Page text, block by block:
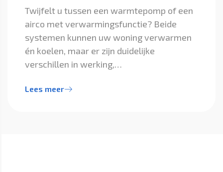
Twijfelt u tussen een warmtepomp of een
airco met verwarmingsfunctie? Beide
systemen kunnen uw woning verwarmen
én koelen, maar er zijn duidelijke
verschillen in werking,…
Lees meer